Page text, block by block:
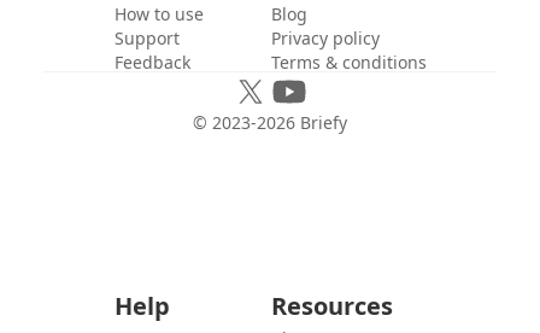
How to use
Support
Feedback
Blog
Privacy policy
Terms & conditions
© 2023-2026 Briefy
Help Resources